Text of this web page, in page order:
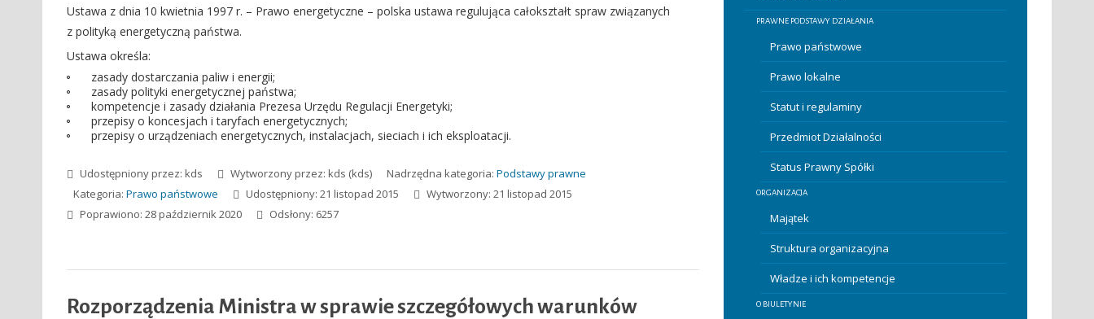
Ustawa z dnia 10 kwietnia 1997 r. – Prawo energetyczne – polska ustawa regulująca całokształt spraw związanych
z polityką energetyczną państwa.
Ustawa określa:
zasady dostarczania paliw i energii;
zasady polityki energetycznej państwa;
kompetencje i zasady działania Prezesa Urzędu Regulacji Energetyki;
przepisy o koncesjach i taryfach energetycznych;
przepisy o urządzeniach energetycznych, instalacjach, sieciach i ich eksploatacji.
Udostępniony przez: kds Wytworzony przez: kds (kds) Nadrzędna kategoria: Podstawy prawne
Kategoria: Prawo państwowe Udostępniony: 21 listopad 2015
Wytworzony: 21 listopad 2015
Poprawiono: 28 październik 2020
Odsłony: 6257
Rozporządzenia Ministra w sprawie szczegółowych warunków
PRAWNE PODSTAWY DZIAŁANIA
Prawo państwowe
Prawo lokalne
Statut i regulaminy
Przedmiot Działalności
Status Prawny Spółki
ORGANIZACJA
Majątek
Struktura organizacyjna
Władze i ich kompetencje
O BIULETYNIE